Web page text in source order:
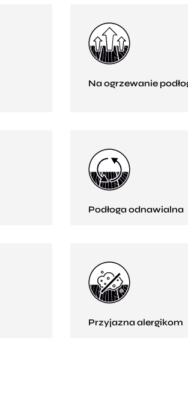
Na ogrzewanie
Podłoga odnawialna
Przyjazna alergikom